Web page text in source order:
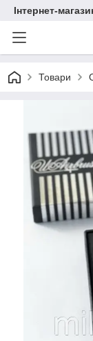
Інтернет-
Товари